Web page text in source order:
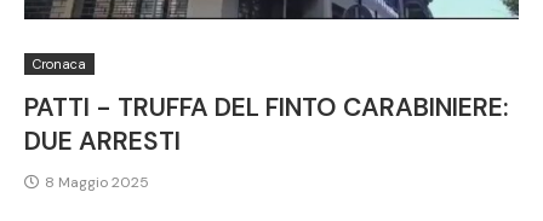
Cronaca
PATTI - TRUFFA DEL FINTO CARABINIERE:
DUE ARRESTI
8 Maggio 2025